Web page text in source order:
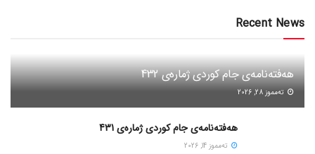
Recent News
هەفتەنامەی جام کوردی ژمارەی 432
ته‌مموز 28, 2026
هەفتەنامەی جام کوردی ژمارەی 431
ته‌مموز 14, 2026